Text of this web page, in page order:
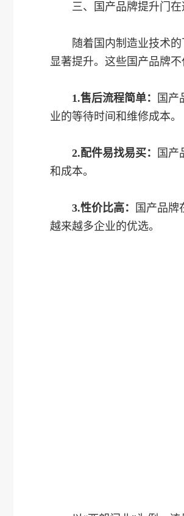
三、国产品牌提升门在
随着国内制造业技术的
显著提升。这些国产品牌
1.售后流程简单：
国产
业的等待时间和维修成本。
2.配件易找易买：
国产
和成本。
3.性价比高：
国产品牌
越来越多企业的优选。